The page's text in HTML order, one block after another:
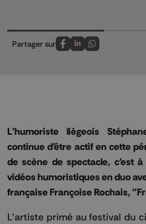
Partager sur
Partagez sur FaceBook
Partagez sur
Partagez sur
L'humoriste liégeois
continue d'être actif en cette
de scène de spectacle, c'est
vidéos humoristiques en duo
française Françoise Rochais,
L'artiste primé au festival du